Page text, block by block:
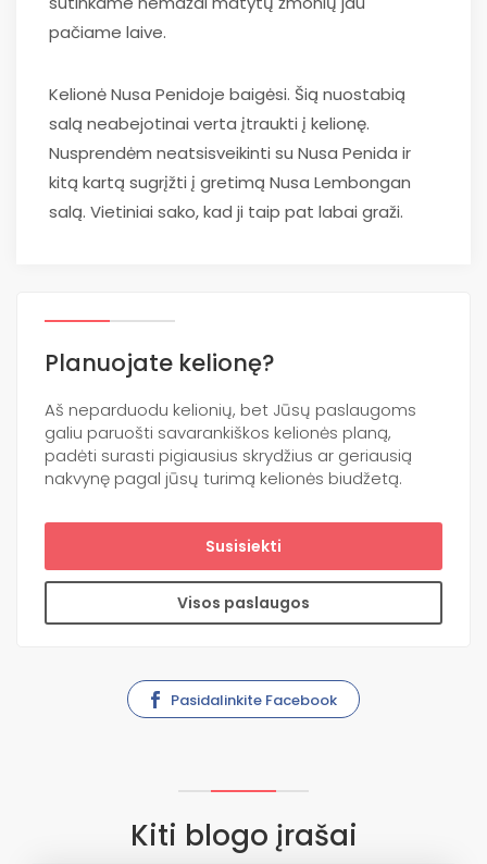
pačiame laive.
Kelionė Nusa Penidoje baigėsi. Šią nuostabią
salą neabejotinai verta įtraukti į kelionę.
Nusprendėm neatsisveikinti su Nusa Penida ir
kitą kartą sugrįžti į gretimą Nusa Lembongan
salą. Vietiniai sako, kad ji taip pat labai graži.
Planuojate kelionę?
Aš neparduodu kelionių, bet Jūsų paslaugoms
galiu paruošti savarankiškos kelionės planą,
padėti surasti pigiausius skrydžius ar geriausią
nakvynę pagal jūsų turimą kelionės biudžetą.
Susisiekti
Visos paslaugos
Pasidalinkite Facebook
Kiti blogo įrašai